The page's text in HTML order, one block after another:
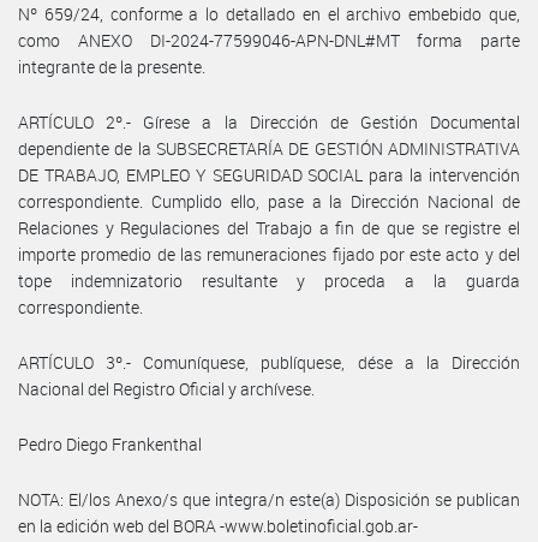
Nº 659/24, conforme a lo detallado en el archivo embebido que,
como ANEXO DI-2024-77599046-APN-DNL#MT forma parte
integrante de la presente.
ARTÍCULO 2º.- Gírese a la Dirección de Gestión Documental
dependiente de la SUBSECRETARÍA DE GESTIÓN ADMINISTRATIVA
DE TRABAJO, EMPLEO Y SEGURIDAD SOCIAL para la intervención
correspondiente. Cumplido ello, pase a la Dirección Nacional de
Relaciones y Regulaciones del Trabajo a fin de que se registre el
importe promedio de las remuneraciones fijado por este acto y del
tope indemnizatorio resultante y proceda a la guarda
correspondiente.
ARTÍCULO 3º.- Comuníquese, publíquese, dése a la Dirección
Nacional del Registro Oficial y archívese.
Pedro Diego Frankenthal
NOTA: El/los Anexo/s que integra/n este(a) Disposición se publican
en la edición web del BORA -www.boletinoficial.gob.ar-